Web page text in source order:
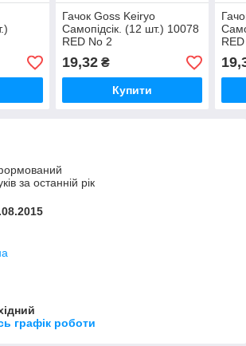
Гачок Goss Keiryo
Самопідсік. (12 шт.) 10078
RED No 2
19,32₴
Купити
за останній рік
графік роботи